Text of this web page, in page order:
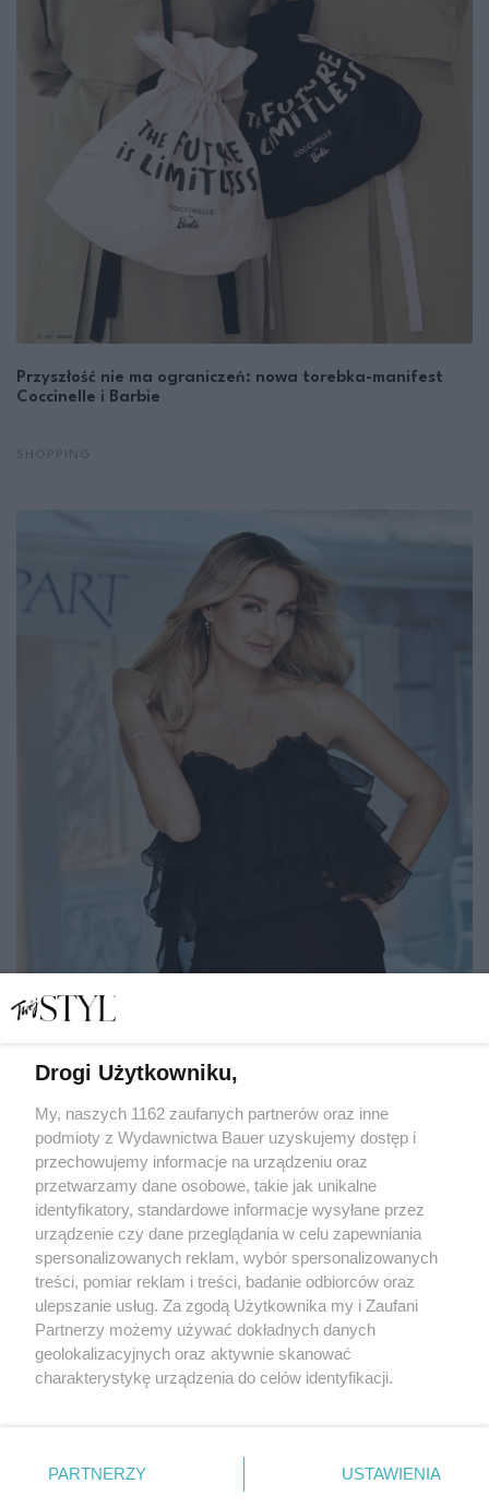
Przyszłość nie ma ograniczeń: nowa torebka-manifest
Coccinelle i Barbie
Zachwycają i wzruszają!
MARTA ROGACEWICZ
PREMIERY
POLITYKA PRYWATNOŚCI
Drogi Użytkowniku,
My, naszych 1162 zaufanych partnerów oraz inne
podmioty z Wydawnictwa Bauer uzyskujemy dostęp i
przechowujemy informacje na urządzeniu oraz
przetwarzamy dane osobowe, takie jak unikalne
identyfikatory, standardowe informacje wysyłane przez
urządzenie czy dane przeglądania w celu zapewniania
spersonalizowanych reklam, wybór spersonalizowanych
treści, pomiar reklam i treści, badanie odbiorców oraz
ulepszanie usług. Za zgodą Użytkownika my i Zaufani
Partnerzy możemy używać dokładnych danych
geolokalizacyjnych oraz aktywnie skanować
charakterystykę urządzenia do celów identyfikacji.
zmienić/wycofać klikając przycisk ustawień prywatności
znajdujący się w lewym dolnym rogu strony
PARTNERZY USTAWIENIA